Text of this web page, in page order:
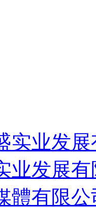
实业发
业发展
體有限公